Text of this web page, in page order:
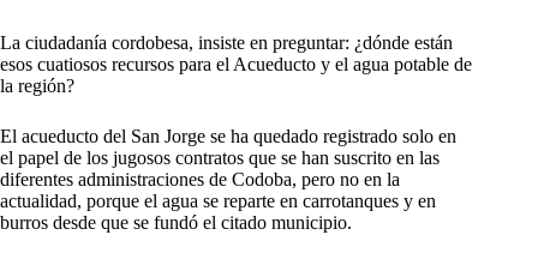
La ciudadanía cordobesa, insiste en preguntar: ¿dónde están
esos cuatiosos recursos para el Acueducto y el agua potable de
la región?
El acueducto del San Jorge se ha quedado registrado solo en
el papel de los jugosos contratos que se han suscrito en las
diferentes administraciones de Codoba, pero no en la
actualidad, porque el agua se reparte en carrotanques y en
burros desde que se fundó el citado municipio.